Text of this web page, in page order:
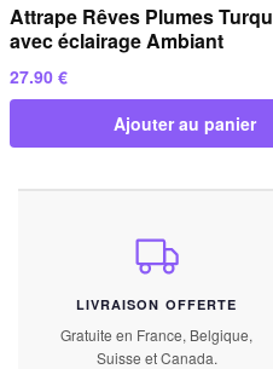
Attrape Rêves Plumes
avec éclairage Ambiant
27.90 €
Ajouter au panier
LIVRAISON OFFERTE
Gratuite en France, Belgique,
Suisse et Canada.